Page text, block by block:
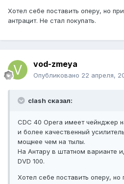
Хотел себе поставить оперу, но
антрацит. Не стал покупать.
vod-zmeya
Опубликовано 22 апреля,
clash сказал:
CDC 40 Opera имеет чейнджер
и более качественный
мощнее чем на тылы.
На Антару в штатном варианте
DVD 100.
Хотел себе поставить оперу,